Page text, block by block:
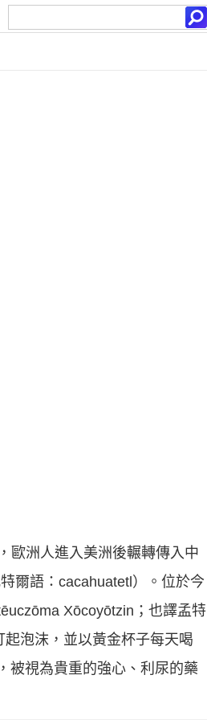
歐洲人進入美洲後輾轉傳入中
爾語：cacahuatetl）。位於今
Xōcoyōtzin；也譯孟特
泡沫，並以黃金杯子每天喝
被視為貴重的強心、利尿的藥